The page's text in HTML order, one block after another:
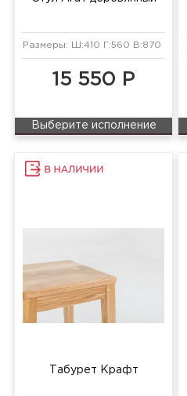
Размеры: Ш:410 Г:560 В:870 мм
15 550 Р
Выберите исполнение
Табурет Крафт